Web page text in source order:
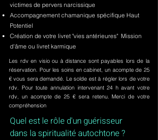
victimes de pervers narcissique
Accompagnement chamanique spécifique Haut
Potentiel
Création de votre livret "vies antérieures" Mission
d'âme ou livret karmique
Les rdv en visio ou à distance sont payables lors de la
réservation. Pour les soins en cabinet, un acompte de 25
€ vous sera demandé. Le solde est à régler lors de votre
rdv. Pour toute annulation intervenant 24 h avant votre
rdv, un acompte de 25 € sera retenu. Merci de votre
compréhension
Quel est le rôle d'un guérisseur
dans la spiritualité autochtone ?